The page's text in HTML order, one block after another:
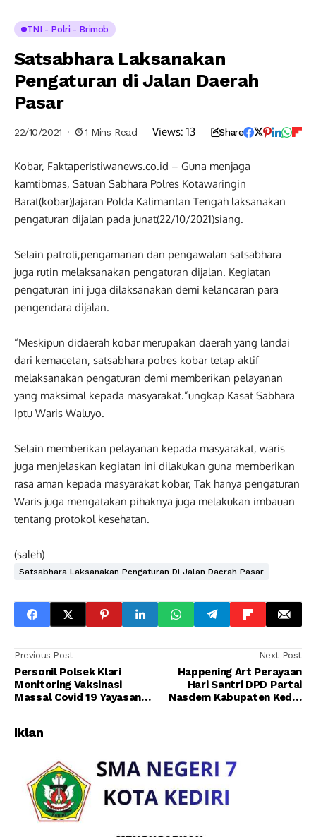
TNI - Polri - Brimob
Satsabhara Laksanakan
Pengaturan di Jalan Daerah
Pasar
22/10/2021 1 Mins Read Views: 13 Share
Kobar, Faktaperistiwanews.co.id – Guna menjaga
kamtibmas, Satuan Sabhara Polres Kotawaringin
Barat(kobar)Jajaran Polda Kalimantan Tengah laksanakan
pengaturan dijalan pada junat(22/10/2021)siang.
Selain patroli,pengamanan dan pengawalan satsabhara
juga rutin melaksanakan pengaturan dijalan. Kegiatan
pengaturan ini juga dilaksanakan demi kelancaran para
pengendara dijalan.
“Meskipun didaerah kobar merupakan daerah yang landai
dari kemacetan, satsabhara polres kobar tetap aktif
melaksanakan pengaturan demi memberikan pelayanan
yang maksimal kepada masyarakat.”ungkap Kasat Sabhara
Iptu Waris Waluyo.
Selain memberikan pelayanan kepada masyarakat, waris
juga menjelaskan kegiatan ini dilakukan guna memberikan
rasa aman kepada masyarakat kobar, Tak hanya pengaturan
Waris juga mengatakan pihaknya juga melakukan imbauan
tentang protokol kesehatan.
(saleh)
Satsabhara Laksanakan Pengaturan Di Jalan Daerah Pasar
Previous Post
Personil Polsek Klari
Monitoring Vaksinasi
Massal Covid 19 Yayasan
Next Post
Happening Art Perayaan
Hari Santri DPD Partai
Nasdem Kabupaten Kediri
Iklan